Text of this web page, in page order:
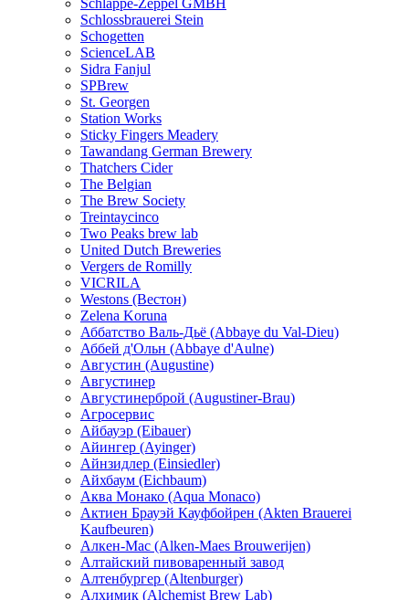
Schlossbrauerei Stein
Schogetten
ScienceLAB
Sidra Fanjul
SPBrew
St. Georgen
Station Works
Sticky Fingers Meadery
Tawandang German Brewery
Thatchers Cider
The Belgian
The Brew Society
Treintaycinco
Two Peaks brew lab
United Dutch Breweries
Vergers de Romilly
VICRILA
Westons (Вестон)
Zelena Koruna
Аббатство Валь-Дьё (Abbaye du Val-Dieu)
Аббей д'Ольн (Abbaye d'Aulne)
Августин (Augustine)
Августинер
Августинерброй (Augustiner-Brau)
Агросервис
Айбауэр (Eibauer)
Айингер (Ayinger)
Айнзидлер (Einsiedler)
Айхбаум (Eichbaum)
Аква Монако (Aqua Monaco)
Актиен Брауэй Кауфбойрен (Akten Brauerei
Kaufbeuren)
Алкен-Мас (Alken-Maes Brouwerijen)
Алтайский пивоваренный завод
Алтенбургер (Altenburger)
Алхимик (Alchemist Brew Lab)